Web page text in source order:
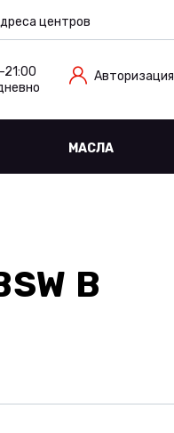
центров
Авторизация
МАСЛА
В